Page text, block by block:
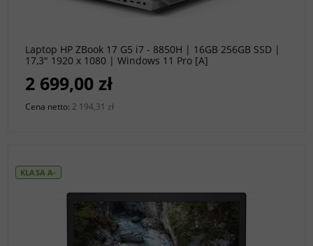
Laptop HP ZBook 17 G5 i7 - 8850H | 16GB 256GB SSD |
17,3" 1920 x 1080 | Windows 11 Pro [A]
2 699,00 zł
Cena netto: 2 194,31 zł
do koszyka
KLASA A-